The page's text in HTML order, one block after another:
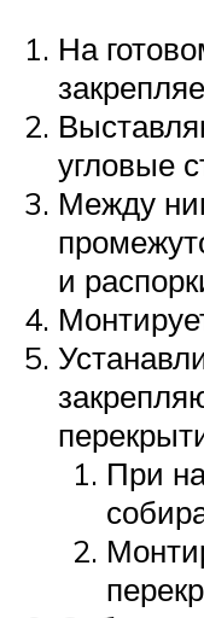
На
угловые
Между
и
При